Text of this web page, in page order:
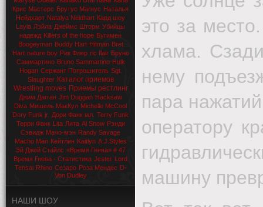
Крис Мастерс Брутус Магнус Наталья
Нейдхарт Natalya Neidhart Кард шоу
Layla Лэйла Джеймс Шторм Убийцы
надежд Killers of the hope Бугимен
Boogeyman Buddy Hart Hitman Bret
Hart nature boy Рик Флер ric flair Бруно
Саммартино Bruno Sammartino Hulk
Hogan Сержант Потрошитель Sgt.
Slaughter Каталог приемов
Wrestling moves Приемы рестлинг
Джим Дагган Jim Duggan Hacksaw
Diva Мишель МакКул Michelle McCool
Dory Funk jr. Дори Фанк мл. Terry Funk
Терри Фанк Lita Лита Al Snow Рэнди
Сэвидж Мачо-мэн Randy Savage
Macho Man Кейтлин Kaitlyn A.J.Styles
Эй Джей Стайлс «Время Гнева» # 47
Время Гнева - Статистика Jester Lord
Tensai Rhino Сезаро Роза Мендес D-
Von Dudley
НАШИ ШОУ
это за
хлама.
нему
пара нажатий
оператору
машину